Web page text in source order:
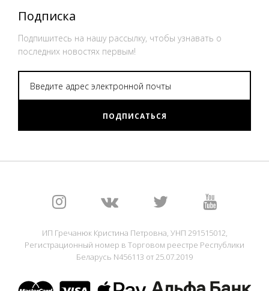
Подписка
Подпишитесь на нашу рассылку, чтобы узнавать о
последних новостях первым!
ПОДПИСАТЬСЯ
ИП Гречанюк Кристина Петровна, УНП 291515012,
Регистрационный номер в Торговом реестре Республики
Беларусь N456113 от 25.07.2019